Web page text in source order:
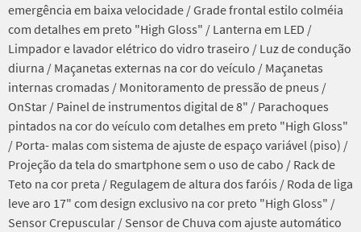
emergência em baixa velocidade / Grade frontal estilo colméia
com detalhes em preto "High Gloss" / Lanterna em LED /
Limpador e lavador elétrico do vidro traseiro / Luz de condução
diurna / Maçanetas externas na cor do veículo / Maçanetas
internas cromadas / Monitoramento de pressão de pneus /
OnStar / Painel de instrumentos digital de 8" / Parachoques
pintados na cor do veículo com detalhes em preto "High Gloss"
/ Porta- malas com sistema de ajuste de espaço variável (piso) /
Projeção da tela do smartphone sem o uso de cabo / Rack de
Teto na cor preta / Regulagem de altura dos faróis / Roda de liga
leve aro 17" com design exclusivo na cor preto "High Gloss" /
Sensor Crepuscular / Sensor de Chuva com ajuste automático